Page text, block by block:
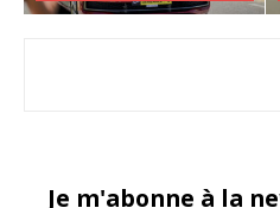
Je m'abonne à la